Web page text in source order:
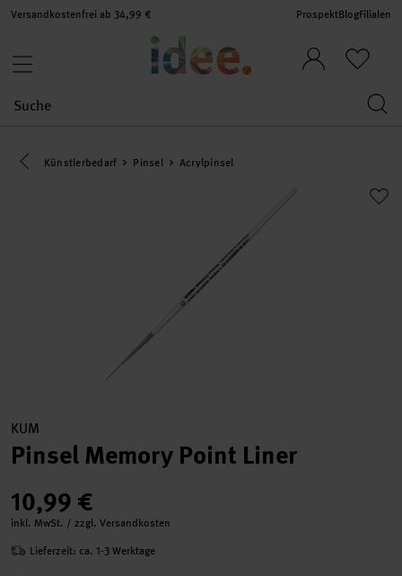
Versandkostenfrei ab 34,99 € ProspektBlogFilialen
Eine Kategorie zurück navigieren
Künstlerbedarf Pinsel Acrylpinsel
KUM
Pinsel Memory Point Liner
10,99 €
inkl. MwSt. / zzgl. Versandkosten
Lieferzeit: ca. 1-3 Werktage